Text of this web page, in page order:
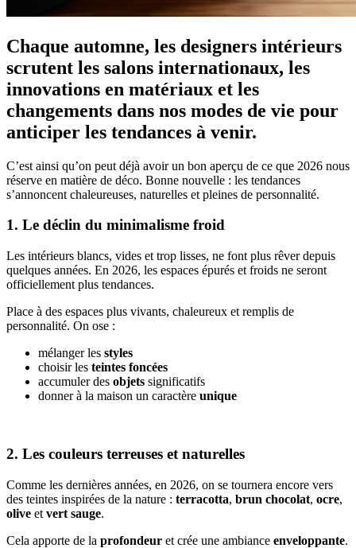
Chaque automne, les designers intérieurs
scrutent les salons internationaux, les
innovations en matériaux et les
changements dans nos modes de vie pour
anticiper les tendances à venir.
C’est ainsi qu’on peut déjà avoir un bon aperçu de ce que 2026 nous
réserve en matière de déco. Bonne nouvelle : les tendances
s’annoncent chaleureuses, naturelles et pleines de personnalité.
1. Le déclin du minimalisme froid
Les intérieurs blancs, vides et trop lisses, ne font plus rêver depuis
quelques années. En 2026, les espaces épurés et froids ne seront
officiellement plus tendances.
Place à des espaces plus vivants, chaleureux et remplis de
personnalité. On ose :
mélanger les styles
choisir les teintes foncées
accumuler des objets significatifs
donner à la maison un caractère unique
2. Les couleurs terreuses et naturelles
Comme les dernières années, en 2026, on se tournera encore vers
des teintes inspirées de la nature : terracotta, brun chocolat, ocre,
olive et vert sauge.
Cela apporte de la profondeur et crée une ambiance enveloppante.